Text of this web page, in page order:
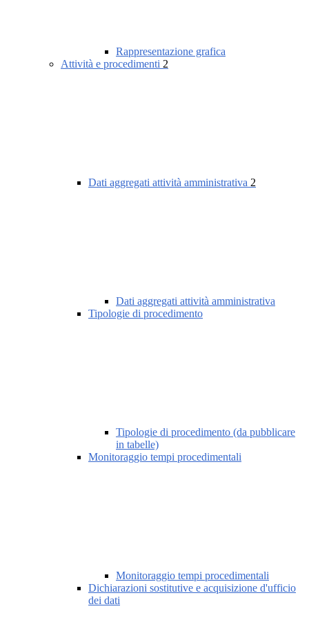
Rappresentazione grafica
Attività e procedimenti 2
Dati aggregati attività amministrativa 2
Dati aggregati attività amministrativa
Tipologie di procedimento
Tipologie di procedimento (da pubblicare
in tabelle)
Monitoraggio tempi procedimentali
Monitoraggio tempi procedimentali
Dichiarazioni sostitutive e acquisizione d'ufficio
dei dati